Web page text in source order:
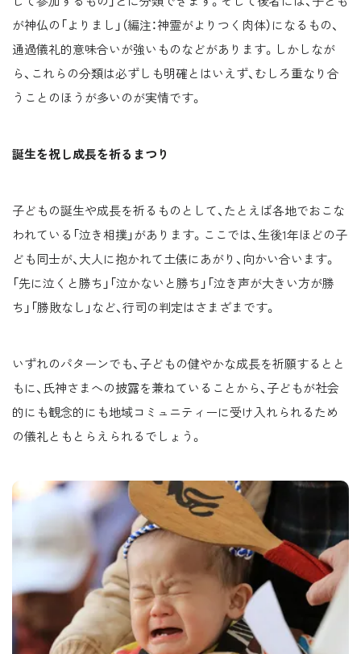
が神仏の「よりまし」（編注：神霊がよりつく肉体）になるもの、
通過儀礼的意味合いが強いものなどがあります。しかしなが
ら、これらの分類は必ずしも明確とはいえず、むしろ重なり合
うことのほうが多いのが実情です。
誕生を祝し成長を祈るまつり
子どもの誕生や成長を祈るものとして、たとえば各地でおこな
われている「泣き相撲」があります。ここでは、生後1年ほどの子
ども同士が、大人に抱かれて土俵にあがり、向かい合います。
「先に泣くと勝ち」「泣かないと勝ち」「泣き声が大きい方が勝
ち」「勝敗なし」など、行司の判定はさまざまです。
いずれのパターンでも、子どもの健やかな成長を祈願するとと
もに、氏神さまへの披露を兼ねていることから、子どもが社会
的にも観念的にも地域コミュニティーに受け入れられるため
の儀礼ともとらえられるでしょう。